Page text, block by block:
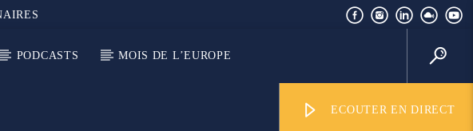
PODCASTS MOIS DE L’EUROPE
ECOUTER EN DIRECT